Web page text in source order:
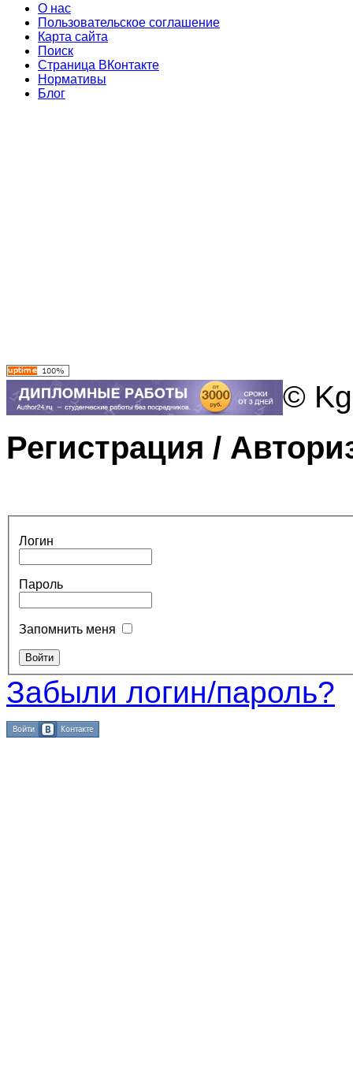
О нас
Пользовательское соглашение
Карта сайта
Поиск
Страница ВКонтакте
Нормативы
Блог
©
Регистрация /
Логин
Пароль
Запомнить меня
Забыли логин/пароль?